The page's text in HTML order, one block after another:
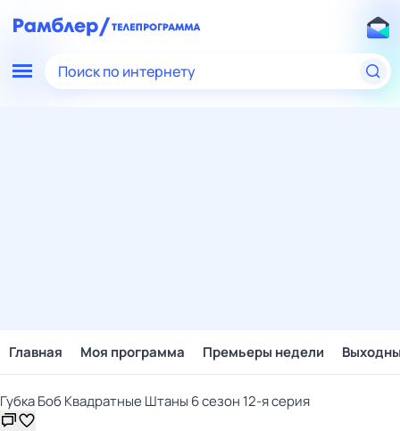
Поиск по интернету
Главная Моя программа Премьеры недели
Губка Боб Квадратные Штаны 6 сезон 12-я серия